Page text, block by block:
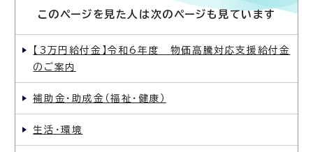
このページを見た人は次のページも見ています
【3万円給付金】令和6年度 物価高騰対応支援給付金
のご案内
補助金・助成金（福祉・健康）
生活・環境